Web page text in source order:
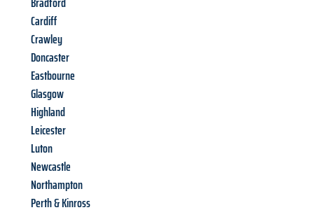
Cardiff
Crawley
Doncaster
Eastbourne
Glasgow
Highland
Leicester
Luton
Newcastle
Northampton
Perth & Kinross